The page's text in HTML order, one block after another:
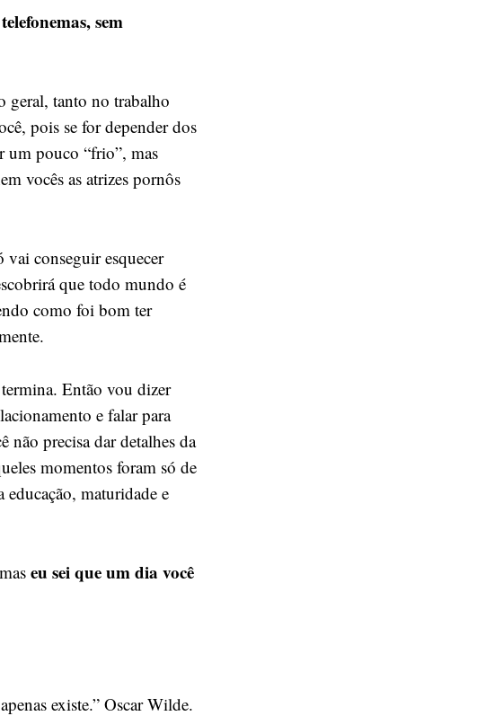
sem
geral, tanto no trabalho
pois se for depender dos
um pouco “frio”, mas
vocês as atrizes pornôs
vai conseguir esquecer
que todo mundo é
como foi bom ter
Então vou dizer
e falar para
precisa dar detalhes da
momentos foram só de
maturidade e
eu sei que um dia você
existe.” Oscar Wilde.